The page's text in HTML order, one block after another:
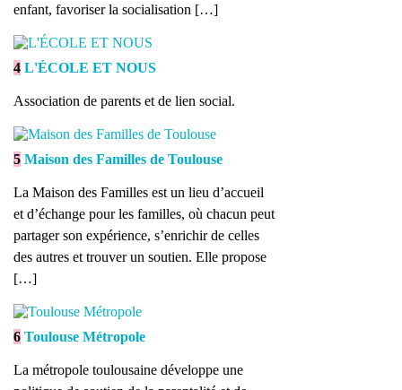
enfant, favoriser la socialisation […]
4 L'ÉCOLE ET NOUS
Association de parents et de lien social.
5 Maison des Familles de Toulouse
La Maison des Familles est un lieu d’accueil
et d’échange pour les familles, où chacun peut
partager son expérience, s’enrichir de celles
des autres et trouver un soutien. Elle propose
[…]
6 Toulouse Métropole
La métropole toulousaine développe une